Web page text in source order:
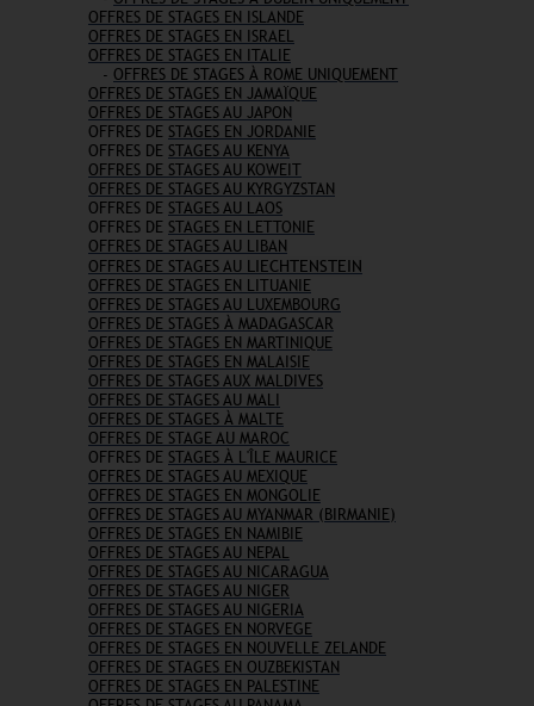
OFFRES DE STAGES EN ISLANDE
OFFRES DE STAGES EN ISRAEL
OFFRES DE STAGES EN ITALIE
- OFFRES DE STAGES À ROME UNIQUEMENT
OFFRES DE STAGES EN JAMAÏQUE
OFFRES DE STAGES AU JAPON
OFFRES DE STAGES EN JORDANIE
OFFRES DE STAGES AU KENYA
OFFRES DE STAGES AU KOWEIT
OFFRES DE STAGES AU KYRGYZSTAN
OFFRES DE STAGES AU LAOS
OFFRES DE STAGES EN LETTONIE
OFFRES DE STAGES AU LIBAN
OFFRES DE STAGES AU LIECHTENSTEIN
OFFRES DE STAGES EN LITUANIE
OFFRES DE STAGES AU LUXEMBOURG
OFFRES DE STAGES À MADAGASCAR
OFFRES DE STAGES EN MARTINIQUE
OFFRES DE STAGES EN MALAISIE
OFFRES DE STAGES AUX MALDIVES
OFFRES DE STAGES AU MALI
OFFRES DE STAGES À MALTE
OFFRES DE STAGE AU MAROC
OFFRES DE STAGES À L'ÎLE MAURICE
OFFRES DE STAGES AU MEXIQUE
OFFRES DE STAGES EN MONGOLIE
OFFRES DE STAGES AU MYANMAR (BIRMANIE)
OFFRES DE STAGES EN NAMIBIE
OFFRES DE STAGES AU NEPAL
OFFRES DE STAGES AU NICARAGUA
OFFRES DE STAGES AU NIGER
OFFRES DE STAGES AU NIGERIA
OFFRES DE STAGES EN NORVEGE
OFFRES DE STAGES EN NOUVELLE ZELANDE
OFFRES DE STAGES EN OUZBEKISTAN
OFFRES DE STAGES EN PALESTINE